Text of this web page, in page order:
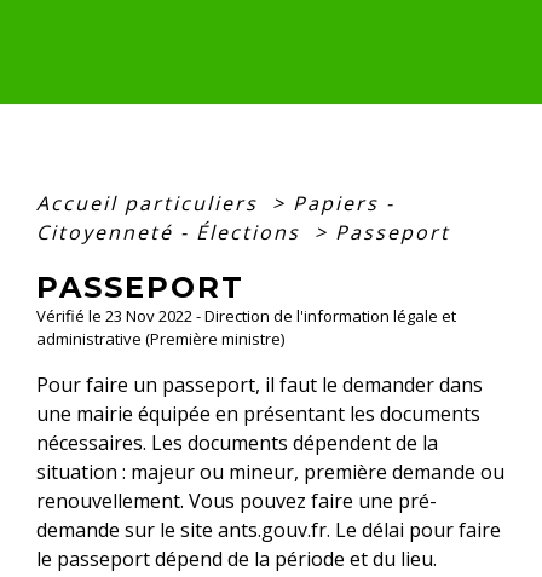
Accueil particuliers > Papiers -
Citoyenneté - Élections
> Passeport
PASSEPORT
Vérifié le 23 Nov 2022 - Direction de l'information légale et
administrative (Première ministre)
Pour faire un passeport, il faut le demander dans
une mairie équipée en présentant les documents
nécessaires. Les documents dépendent de la
situation : majeur ou mineur, première demande ou
renouvellement. Vous pouvez faire une pré-
demande sur le site ants.gouv.fr. Le délai pour faire
le passeport dépend de la période et du lieu.